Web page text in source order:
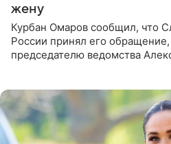
жену
Курбан Омаров сообщил, что
России принял его
председателю ведомства